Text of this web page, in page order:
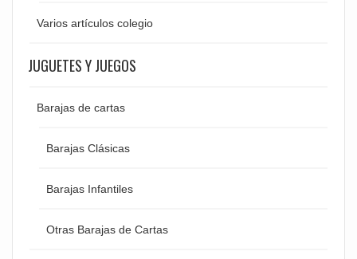
Varios artículos colegio
JUGUETES Y JUEGOS
Barajas de cartas
Barajas Clásicas
Barajas Infantiles
Otras Barajas de Cartas